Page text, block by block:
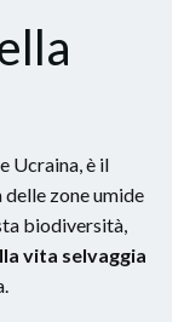
Ucraina, è il
delle zone umide
biodiversità,
vita selvaggia